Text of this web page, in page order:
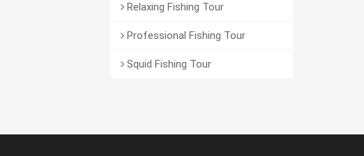
Relaxing Fishing Tour
Professional Fishing Tour
Squid Fishing Tour